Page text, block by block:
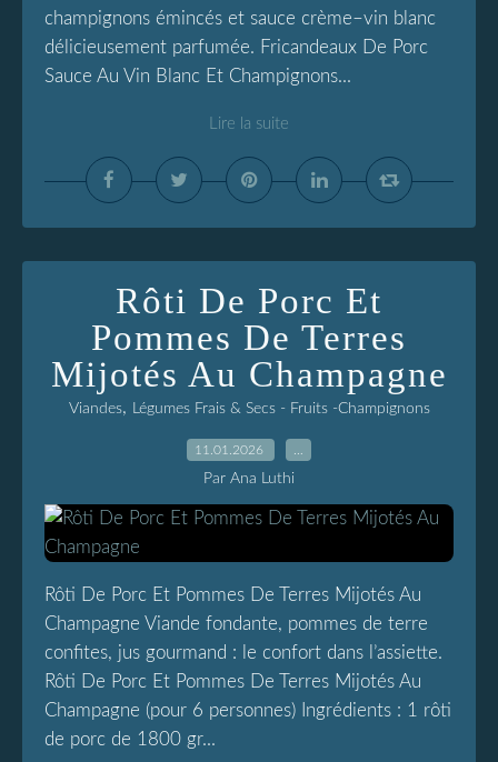
champignons émincés et sauce crème–vin blanc
délicieusement parfumée. Fricandeaux De Porc
Sauce Au Vin Blanc Et Champignons...
Lire la suite
Rôti De Porc Et
Pommes De Terres
Mijotés Au Champagne
Viandes, Légumes Frais & Secs - Fruits -Champignons
11.01.2026
Par Ana Luthi
Rôti De Porc Et Pommes De Terres Mijotés Au
Champagne Viande fondante, pommes de terre
confites, jus gourmand : le confort dans l’assiette.
Rôti De Porc Et Pommes De Terres Mijotés Au
Champagne (pour 6 personnes) Ingrédients : 1 rôti
de porc de 1800 gr...